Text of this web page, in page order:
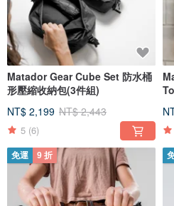
Matador Gear Cube Set 防水桶
形壓縮收納包(3件組)
NT$ 2,199 NT$ 2,443
5 (6)
免運 9 折